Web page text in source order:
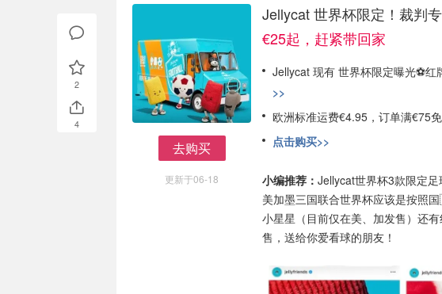
去购买
更新于06-18
Jellycat 世界杯限定！裁判
€25起，赶紧带回家
Jellycat 现有 世界杯限定曝光⚽️红
>>
欧洲标准运费€4.95，订单满€75
点击购买>>
小编推荐： Jellycat世界杯3款限定
美加墨三国联合世界杯应该是按
小星星（目前仅在美、加发售）还
售，送给你爱看球的朋友！
2
4